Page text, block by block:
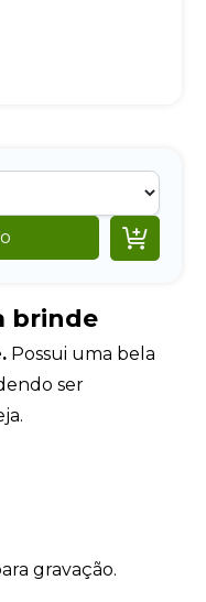

brinde
Possui uma bela
ser
gravação.